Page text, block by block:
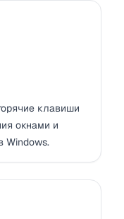
клавиши
окнами и
Windows.